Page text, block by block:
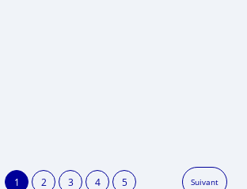
1 2 3 4 5 Suivant